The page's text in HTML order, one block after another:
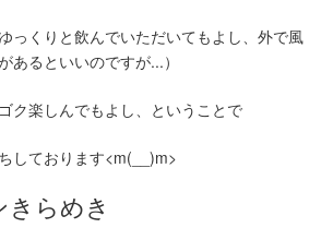
っくりと飲んでいただいてもよし、外で風
あるといいのですが...）
ク楽しんでもよし、ということで
しております<m(__)m>
きらめき